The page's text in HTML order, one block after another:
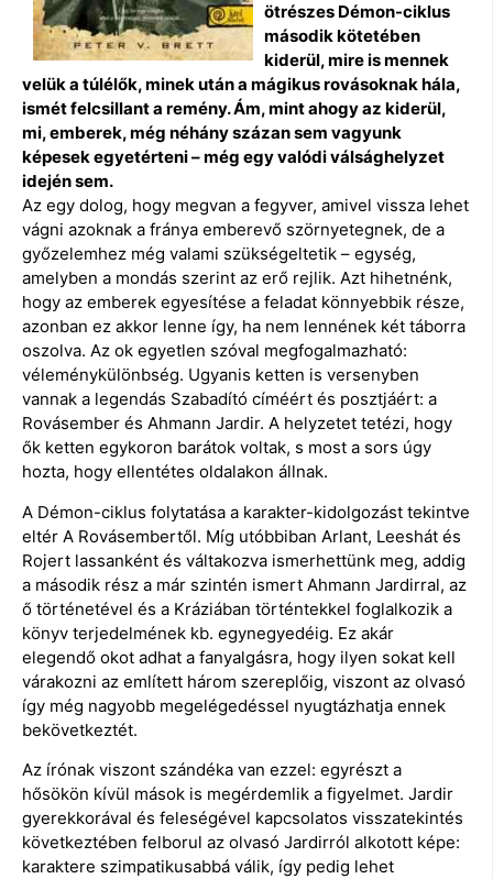
ötrészes Démon-ciklus
második kötetében
kiderül, mire is mennek
velük a túlélők, minek után a mágikus rovásoknak hála,
ismét felcsillant a remény. Ám, mint ahogy az kiderül,
mi, emberek, még néhány százan sem vagyunk
képesek egyetérteni – még egy valódi válsághelyzet
idején sem.
Az egy dolog, hogy megvan a fegyver, amivel vissza lehet
vágni azoknak a fránya emberevő szörnyetegnek, de a
győzelemhez még valami szükségeltetik – egység,
amelyben a mondás szerint az erő rejlik. Azt hihetnénk,
hogy az emberek egyesítése a feladat könnyebbik része,
azonban ez akkor lenne így, ha nem lennének két táborra
oszolva. Az ok egyetlen szóval megfogalmazható:
véleménykülönbség. Ugyanis ketten is versenyben
vannak a legendás Szabadító címéért és posztjáért: a
Rovásember és Ahmann Jardir. A helyzetet tetézi, hogy
ők ketten egykoron barátok voltak, s most a sors úgy
hozta, hogy ellentétes oldalakon állnak.
A Démon-ciklus folytatása a karakter-kidolgozást tekintve
eltér A Rovásembertől. Míg utóbbiban Arlant, Leeshát és
Rojert lassanként és váltakozva ismerhettünk meg, addig
a második rész a már szintén ismert Ahmann Jardirral, az
ő történetével és a Kráziában történtekkel foglalkozik a
könyv terjedelmének kb. egynegyedéig. Ez akár
elegendő okot adhat a fanyalgásra, hogy ilyen sokat kell
várakozni az említett három szereplőig, viszont az olvasó
így még nagyobb megelégedéssel nyugtázhatja ennek
bekövetkeztét.
Az írónak viszont szándéka van ezzel: egyrészt a
hősökön kívül mások is megérdemlik a figyelmet. Jardir
gyerekkorával és feleségével kapcsolatos visszatekintés
következtében felborul az olvasó Jardirról alkotott képe:
karaktere szimpatikusabbá válik, így pedig lehet